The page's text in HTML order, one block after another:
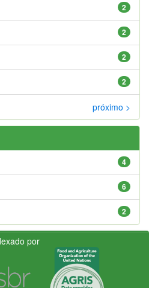
2
2
2
2
próximo >
4
6
2
por